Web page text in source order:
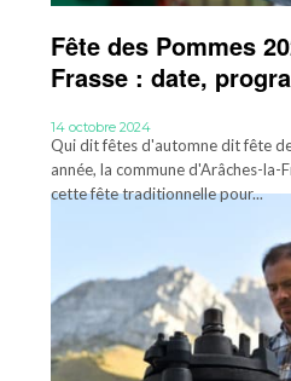
Fête des Pommes
Frasse : date,
14 octobre 2024
Qui dit fêtes d'automne dit fête
année, la commune d'Arâches-
cette fête traditionnelle pour...